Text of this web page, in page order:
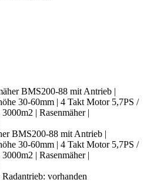
BMS200-88 mit Antrieb |
30-60mm | 4 Takt Motor 5,7PS /
| Rasenmäher |
vorhanden